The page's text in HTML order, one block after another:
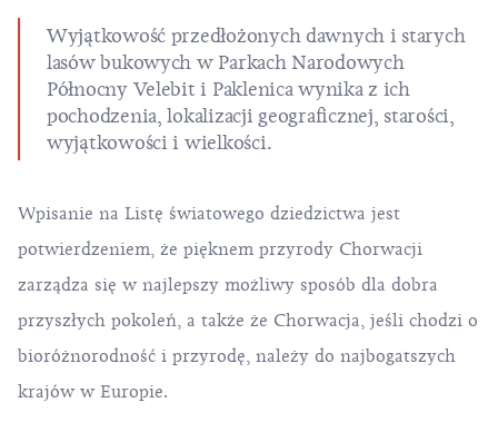
Wyjątkowość przedłożonych dawnych i starych
lasów bukowych w Parkach Narodowych
Północny Velebit i Paklenica wynika z ich
pochodzenia, lokalizacji geograficznej, starości,
wyjątkowości i wielkości.
Wpisanie na Listę światowego dziedzictwa jest
potwierdzeniem, że pięknem przyrody Chorwacji
zarządza się w najlepszy możliwy sposób dla dobra
przyszłych pokoleń, a także że Chorwacja, jeśli chodzi o
bioróżnorodność i przyrodę, należy do najbogatszych
krajów w Europie.